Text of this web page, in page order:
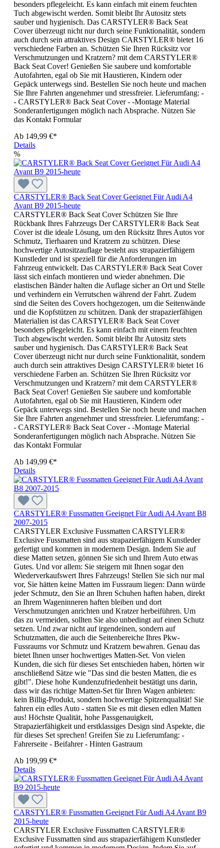
besonders pflegeleicht. Es kann einfach mit einem feuchten
Tuch abgewischt werden. Somit bleibt Ihr Autositz stets
sauber und hygienisch. Das CARSTYLER® Back Seat
Cover überzeugt nicht nur durch seine Funktionalität, sondern
auch durch sein attraktives Design CARSTYLER® bietet 16
verschiedene Farben an. Schützen Sie Ihren Rücksitz vor
Verschmutzungen und Kratzern? mit dem CARSTYLER®
Back Seat Cover! Genießen Sie saubere und komfortable
Autofahrten, egal ob Sie mit Haustieren, Kindern oder
Gepäck unterwegs sind. Bestellen Sie noch heute und machen
Sie Ihre Fahrten angenehmer und stressfreier. Lieferumfang: -
- CARSTYLER® Back Seat Cover - -Montage Material
Sonderanfertigungen möglich nach Absprache. Nützen Sie
das Kontakt Formular
Ab 149,99 €*
Details
%
CARSTYLER® Back Seat Cover Geeignet Für Audi A4
Avant B9 2015-heute
CARSTYLER® Back Seat Cover Schützen Sie Ihre
Rückbank Ihres Fahrzeugs Der CARSTYLER® Back Seat
Cover ist die ideale Lösung, um den Rücksitz Ihres Autos vor
Schmutz, Tierhaaren und Kratzern zu schützen. Diese
hochwertige Autositzauflage besteht aus strapazierfähigem
Kunstleder und ist speziell für die Anforderungen im
Fahrzeug entwickelt. Das CARSTYLER® Back Seat Cover
lässt sich einfach montieren und wieder abnehmen. Die
elastischen Bänder halten die Auflage sicher an Ort und Stelle
und verhindern ein Verrutschen während der Fahrt. Zudem
sind die Seiten des Covers hochgezogen, um die Seitenwände
und die Kopfstützen zu schützen. Dank der strapazierfähigen
Materialien ist das CARSTYLER® Back Seat Cover
besonders pflegeleicht. Es kann einfach mit einem feuchten
Tuch abgewischt werden. Somit bleibt Ihr Autositz stets
sauber und hygienisch. Das CARSTYLER® Back Seat
Cover überzeugt nicht nur durch seine Funktionalität, sondern
auch durch sein attraktives Design CARSTYLER® bietet 16
verschiedene Farben an. Schützen Sie Ihren Rücksitz vor
Verschmutzungen und Kratzern? mit dem CARSTYLER®
Back Seat Cover! Genießen Sie saubere und komfortable
Autofahrten, egal ob Sie mit Haustieren, Kindern oder
Gepäck unterwegs sind. Bestellen Sie noch heute und machen
Sie Ihre Fahrten angenehmer und stressfreier. Lieferumfang: -
- CARSTYLER® Back Seat Cover - -Montage Material
Sonderanfertigungen möglich nach Absprache. Nützen Sie
das Kontakt Formular
Ab 149,99 €*
Details
CARSTYLER® Fussmatten Geeignet Für Audi A4 Avant B8
2007-2015
CARSTYLER Exclusive Fussmatten CARSTYLER®
Exclusive Fussmatten sind aus strapazierfähigem Kunstleder
gefertigt und kommen in modernem Design. Indem Sie auf
diese Matten setzen, gönnen Sie sich und Ihrem Auto etwas
Gutes. Und vor allem: Sie steigern mit Ihnen sogar den
Wiederverkaufswert Ihres Fahrzeugs! Stellen Sie sich nur mal
vor, Sie hätten keine Matten im Fussraum liegen: Dann würde
jeder Schmutz, den Sie an Ihren Schuhen haften haben, direkt
an Ihrem Wageninneren haften bleiben und dort
Verschmutzungen anrichten und Kratzer herbeiführen. Um
das zu vermeiden, sollten Sie also unbedingt auf einen Schutz
setzen. Und zwar nicht auf irgendeinen, sondern auf
Schutzmatten, die auch die Seitenbereiche Ihres Pkw-
Fussraums vor Schmutz und Kratzern bewahren. Genau das
bietet Ihnen unser hochwertiges Matten-Set. Von vielen
Kunden, die sich für dieses Set entschieden haben, hörten wir
anschließend Sätze wie "Das sind die besten Matten, die es
gibt!". Diese hohe Kundenzufriedenheit bestätigt uns darin,
dass wir das richtige Matten-Set für Ihren Wagen anbieten:
kein Billig-Produkt, sondern hochwertige Spitzenqualität! Sie
fahren ein edles Auto - statten Sie es mit diesen edlen Matten
aus! Höchste Qualität, hohe Passgenauigkeit,
Strapazierfähigkeit und erstklassiges Design sind Aspekte, die
für dieses Set sprechen! Greifen Sie zu Lieferumfang: -
Fahrerseite - Beifahrer - Hinten Gastraum
Ab 199,99 €*
Details
CARSTYLER® Fussmatten Geeignet Für Audi A4 Avant B9
2015-heute
CARSTYLER Exclusive Fussmatten CARSTYLER®
Exclusive Fussmatten sind aus strapazierfähigem Kunstleder